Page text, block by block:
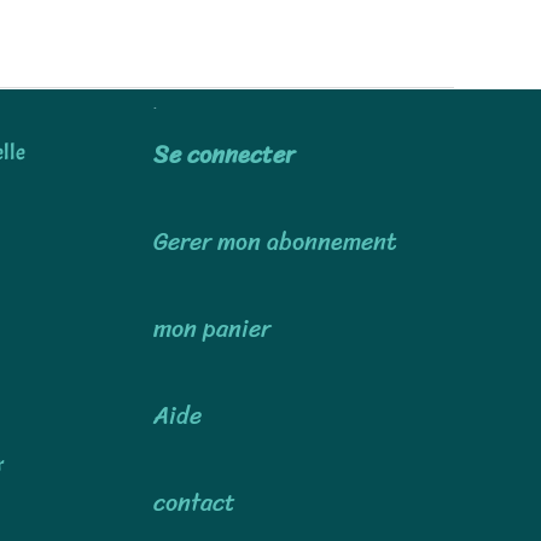
Se connecter
Gerer mon abonnement
mon panier
Aide
contact